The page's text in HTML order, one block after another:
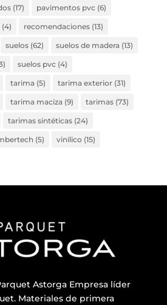
(17) pavimentos pvc (6)
(4) recomendaciones(13)
suelos(62) suelos de madera (13)
suelos pvc (4)
tarima (5) tarima exterior(31)
tarima maciza (9) tarimas(73)
tarimas sintéticas(24)
(5) vinílico (15)
Astorga Empresa líder
Materiales de primera